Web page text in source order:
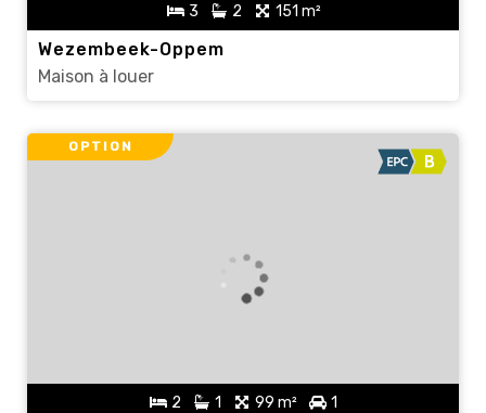
3 2 151 m²
Wezembeek-Oppem
Maison à louer
2 1 99 m² 1
OPTION